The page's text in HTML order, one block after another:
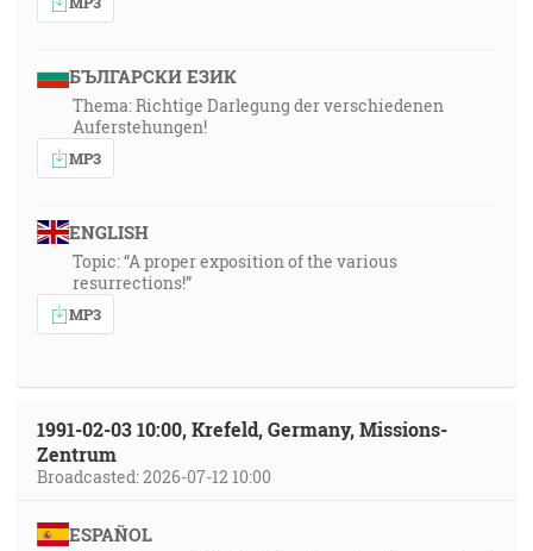
БЪЛГАРСКИ ЕЗИК
Thema: Richtige Darlegung der verschiedenen
Auferstehungen!
MP3
ENGLISH
Topic: “A proper exposition of the various
resurrections!”
MP3
1991-02-03 10:00, Krefeld, Germany, Missions-
Zentrum
Broadcasted: 2026-07-12 10:00
ESPAÑOL